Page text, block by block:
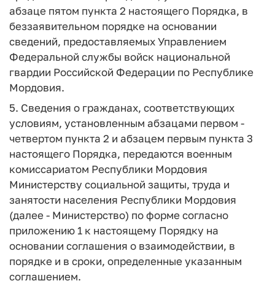
абзаце пятом пункта 2 настоящего Порядка, в
беззаявительном порядке на основании
сведений, предоставляемых Управлением
Федеральной службы войск национальной
гвардии Российской Федерации по Республике
Мордовия.
5. Сведения о гражданах, соответствующих
условиям, установленным абзацами первом -
четвертом пункта 2 и абзацем первым пункта 3
настоящего Порядка, передаются военным
комиссариатом Республики Мордовия
Министерству социальной защиты, труда и
занятости населения Республики Мордовия
(далее - Министерство) по форме согласно
приложению 1 к настоящему Порядку на
основании соглашения о взаимодействии, в
порядке и в сроки, определенные указанным
соглашением.